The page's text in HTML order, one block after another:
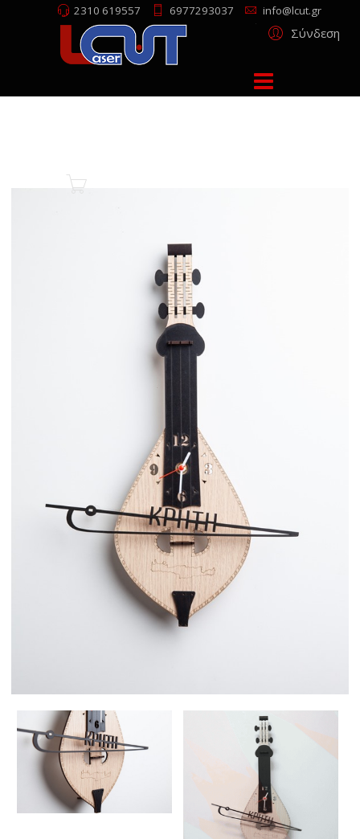
2310 619557 6977293037 info@lcut.gr
Σύνδεση